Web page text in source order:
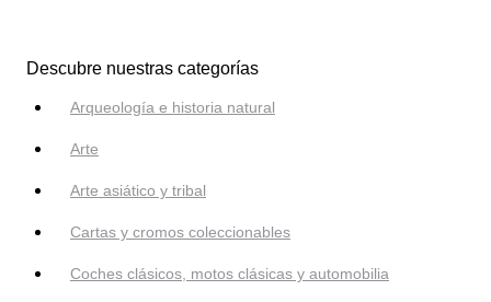
Descubre nuestras categorías
Arqueología e historia natural
Arte
Arte asiático y tribal
Cartas y cromos coleccionables
Coches clásicos, motos clásicas y automobilia